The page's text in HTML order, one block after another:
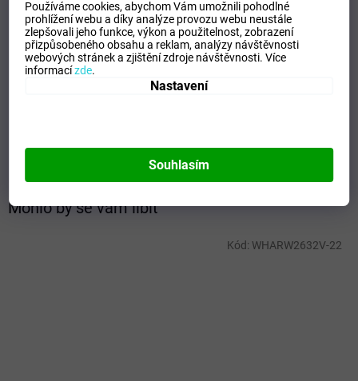
Používáme cookies, abychom Vám umožnili pohodlné
prohlížení webu a díky analýze provozu webu neustále
zlepšovali jeho funkce, výkon a použitelnost,zobrazení
přizpůsobeného obsahu a reklam, analýzy návštěvnosti
webových stránek a zjištění zdroje návštěvnosti.Více
informacízde.
Nastavení
Souhlasím
Mohlo by se vám líbit
Kód: WHARW2632V-22
Kategorie :
Dětské tenisky
Záruka:
2 roky
EAN:
8585003431799
Výrobce: Protetika